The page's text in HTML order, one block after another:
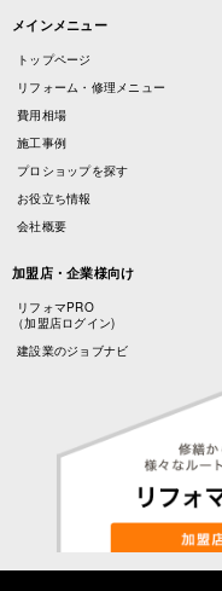
メインメニュー
トップページ
リフォーム・修理メニュー
費用相場
施工事例
プロショップを探す
お役立ち情報
会社概要
加盟店・企業様向け
リフォマPRO
（加盟店ログイン)
建設業のジョブナビ